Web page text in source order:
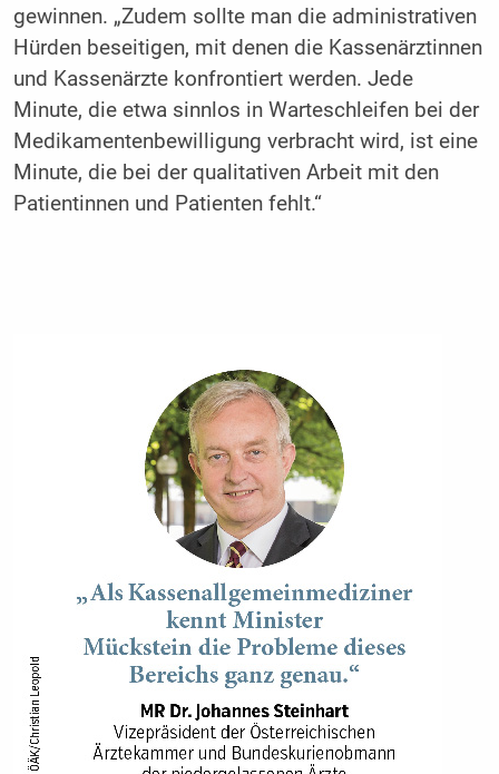
gewinnen. „Zudem sollte man die administrativen
Hürden beseitigen, mit denen die Kassenärztinnen
und Kassenärzte konfrontiert werden. Jede
Minute, die etwa sinnlos in Warteschleifen bei der
Medikamentenbewilligung verbracht wird, ist eine
Minute, die bei der qualitativen Arbeit mit den
Patientinnen und Patienten fehlt.“